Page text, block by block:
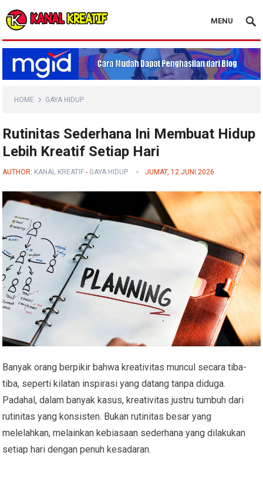
Blog Kanal Kreatif
MENU
HOME GAYA HIDUP
Rutinitas Sederhana Ini Membuat Hidup
Lebih Kreatif Setiap Hari
AUTHOR: KANAL KREATIF - GAYA HIDUP JUMAT, 12 JUNI 2026
Banyak orang berpikir bahwa kreativitas muncul secara tiba-
tiba, seperti kilatan inspirasi yang datang tanpa diduga.
Padahal, dalam banyak kasus, kreativitas justru tumbuh dari
rutinitas yang konsisten. Bukan rutinitas besar yang
melelahkan, melainkan kebiasaan sederhana yang dilakukan
setiap hari dengan penuh kesadaran.